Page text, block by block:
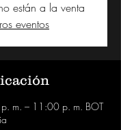
están a la venta
eventos
m. – 11:00 p. m. BOT